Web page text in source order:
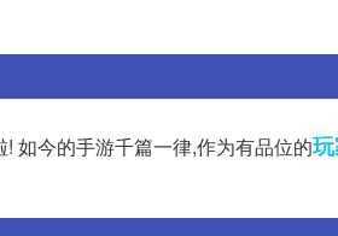
如今的手游千篇一律,作为有品位的